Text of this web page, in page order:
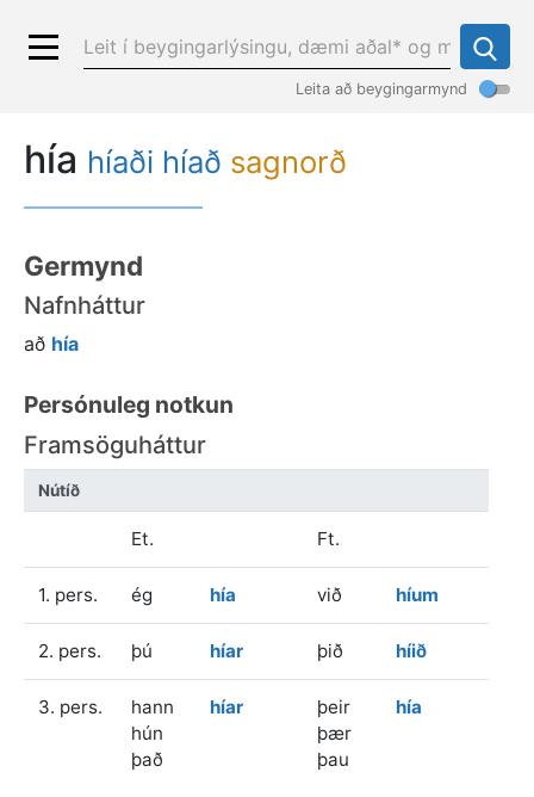
Leita að beygingarmynd
hía híaði híað sagnorð
Germynd
Nafnháttur
að hía
Persónuleg notkun
Framsöguháttur
Nútíð
Et. Ft.
1. pers. ég hía við híum
2. pers. þú híar þið híið
3. pers.
hann
hún
það
híar
þeir
þær
þau
hía